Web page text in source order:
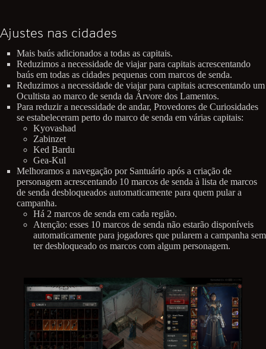
Ajustes nas cidades
Mais baús adicionados a todas as capitais.
Reduzimos a necessidade de viajar para capitais acrescentando
baús em todas as cidades pequenas com marcos de senda.
Reduzimos a necessidade de viajar para capitais acrescentando um
Ocultista ao marco de senda da Árvore dos Lamentos.
Para reduzir a necessidade de andar, Provedores de Curiosidades
se estabeleceram perto do marco de senda em várias capitais:
Kyovashad
Zabinzet
Ked Bardu
Gea-Kul
Melhoramos a navegação por Santuário após a criação de
personagem acrescentando 10 marcos de senda à lista de marcos
de senda desbloqueados automaticamente para quem pular a
campanha.
Há 2 marcos de senda em cada região.
Atenção: esses 10 marcos de senda não estarão disponíveis
automaticamente para jogadores que pularem a campanha sem
ter desbloqueado os marcos com algum personagem.